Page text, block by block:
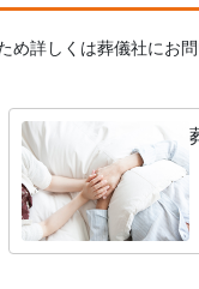
詳しくは葬儀社にお問